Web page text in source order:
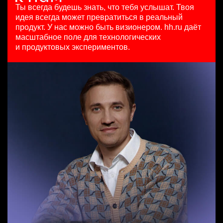
6 авг. 2026
з/п не указана
Москва
HeadHunter::Коммерческий департамент
125000 - 175000 ₽
Ярославль
Старший специалист телемаркетинга
HeadHunter::Телефонные продажи
29 июл. 2026
450000 ₽
Москва
Ты всегда будешь знать, что тебя услышат. Твоя
идея всегда может превратиться в реальный
продукт. У нас можно быть визионером. hh.ru даёт
масштабное поле для технологических
и продуктовых экспериментов.